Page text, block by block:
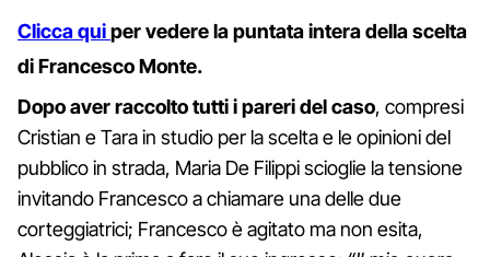
Clicca quiper vedere la puntata intera della scelta
di Francesco Monte.
Dopo aver raccolto tutti i pareri del caso, compresi
Cristian e Tara in studio per la scelta e le opinioni del
pubblico in strada, Maria De Filippi scioglie la tensione
invitando Francesco a chiamare una delle due
corteggiatrici; Francesco è agitato ma non esita,